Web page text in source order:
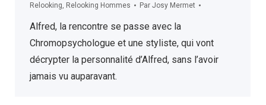
Relooking Relooking Hommes Par Josy Mermet
Alfred, la rencontre se passe avec la
Chromopsychologue et une styliste, qui vont
décrypter la personnalité d’Alfred, sans l’avoir
jamais vu auparavant.